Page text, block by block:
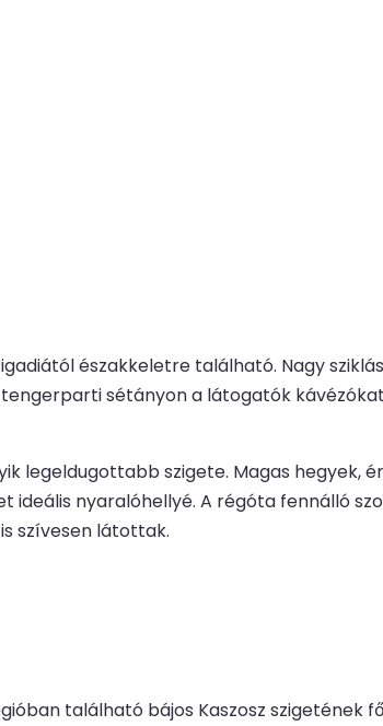
északkeletre található. Nagy
sétányon a látogatók
legeldugottabb szigete. Magas hegyek,
nyaralóhellyé. A régóta fennálló
szívesen látottak.
található bájos Kaszosz szigetének